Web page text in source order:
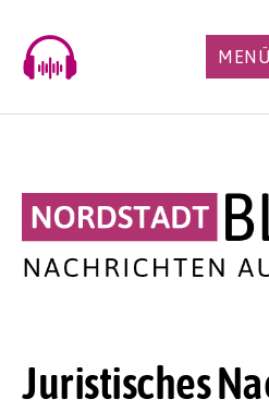
content
MENÜ
Juristisches